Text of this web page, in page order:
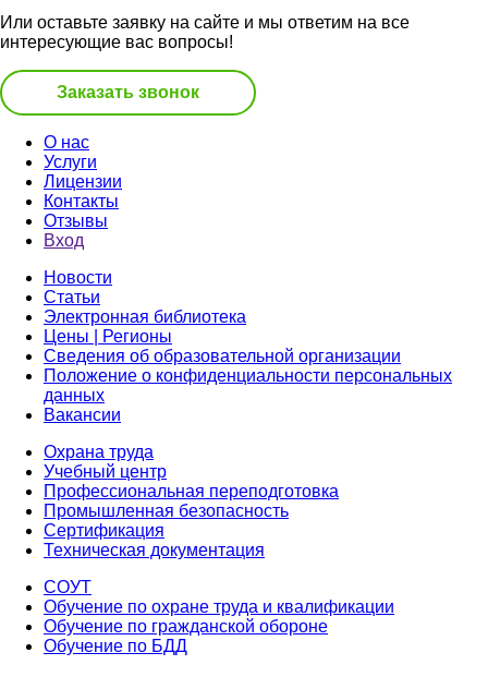
Или оставьте заявку на сайте и мы ответим на все
интересующие вас вопросы!
Заказать звонок
О нас
Услуги
Лицензии
Контакты
Отзывы
Вход
Новости
Статьи
Электронная библиотека
Цены | Регионы
Сведения об образовательной организации
Положение о конфиденциальности персональных
данных
Вакансии
Охрана труда
Учебный центр
Профессиональная переподготовка
Промышленная безопасность
Сертификация
Техническая документация
СОУТ
Обучение по охране труда и квалификации
Обучение по гражданской обороне
Обучение по БДД